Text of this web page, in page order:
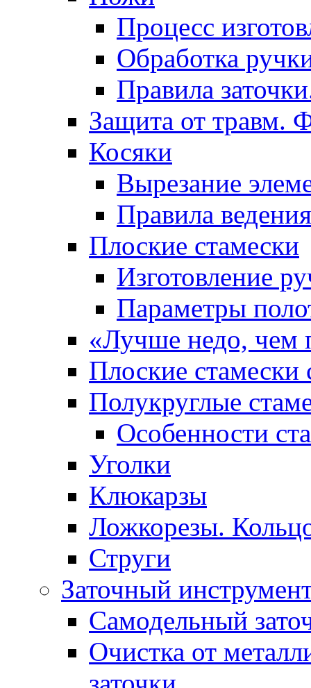
Процесс
Обработка
Правила
Защита от травм.
Косяки
Вырезание
Правила
Плоские стамески
Изготовление
Параметры
«Лучше недо, чем
Плоские стамески
Полукруглые
Особенности
Уголки
Клюкарзы
Ложкорезы.
Струги
Заточный
Самодельный
Очистка от